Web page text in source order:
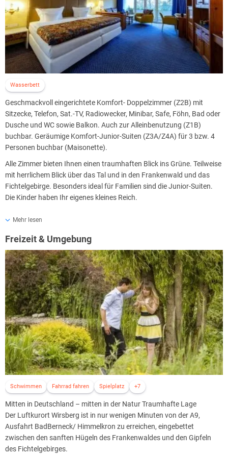
Täglich frischer Obstkorb an der Rezeption ab 15:00 Uhr.
Wasserbett
Geschmackvoll eingerichtete Komfort- Doppelzimmer (Z2B) mit
Sitzecke, Telefon, Sat.-TV, Radiowecker, Minibar, Safe, Föhn, Bad oder
Dusche und WC sowie Balkon. Auch zur Alleinbenutzung (Z1B)
buchbar. Geräumige Komfort-Junior-Suiten (Z3A/Z4A) für 3 bzw. 4
Personen buchbar (Maisonette).
Alle Zimmer bieten Ihnen einen traumhaften Blick ins Grüne. Teilweise
mit herrlichem Blick über das Tal und in den Frankenwald und das
Fichtelgebirge. Besonders ideal für Familien sind die Junior-Suiten.
Die Kinder haben Ihr eigenes kleines Reich.
Für Nichtraucher hält das Hotel neben der rauchfreien Zone im
sind mit Balkon, Safe und Minibar ausgestattet. Rauchfrei sind z.B.
alle Junior-Suiten. Damit Nichtraucher-Zimmer reserviert werden
können, bitten das Hotel um einen frühzeitigen Hinweis.
Natürlich bieten Haus und Zimmer Ihnen einen Zugang ins Internet
an.
Wählen Sie:
Kostenfreies Surfen in der Internetcorner an der Rezeption
ISDN-Zugang in Ihrem Business-Zimmer
Zugang über HOT-SPOT Wireless-LAN
Mehr lesen
Freizeit & Umgebung
Schwimmen Fahrrad fahren Spielplatz +7
Mitten in Deutschland – mitten in der Natur Traumhafte Lage
Der Luftkurort Wirsberg ist in nur wenigen Minuten von der A9,
Ausfahrt BadBerneck/ Himmelkron zu erreichen, eingebettet
zwischen den sanften Hügeln des Frankenwaldes und den Gipfeln
des Fichtelgebirges.